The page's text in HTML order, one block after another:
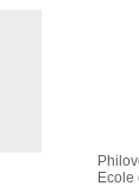
Ecole